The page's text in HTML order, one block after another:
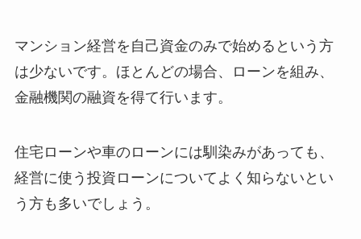
マンション経営を自己資金のみで始めるという方
は少ないです。ほとんどの場合、ローンを組み、
金融機関の融資を得て行います。
住宅ローンや車のローンには馴染みがあっても、
経営に使う投資ローンについてよく知らないとい
う方も多いでしょう。